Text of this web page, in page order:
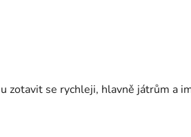
zotavit se rychleji, hlavně játrům a